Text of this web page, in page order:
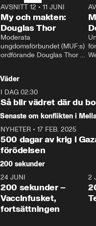
26:27
AVSNITT 12 • 11 JUNI
My och makten:
Douglas Thor
Moderata
ungdomsförbundet (MUF:s)
ordförande Douglas Thor
tonårsutvisningarna och hur
Moderaterna ska locka
väljare till valet i höst.
Väder
I DAG 02:30
Så blir vädret där du
Senaste om konflikten i
NYHETER • 17 FEB. 2025
500 dagar av krig i
förödelsen
200 sekunder
5:00
24 JUNI
200 sekunder –
Vaccinfusket,
fortsättningen
2